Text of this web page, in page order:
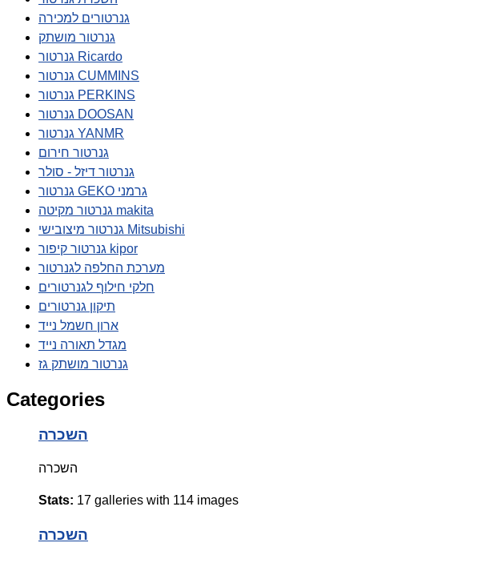
גנרטורים למכירה
גנרטור מושתק
גנרטור Ricardo
גנרטור CUMMINS
גנרטור PERKINS
גנרטור DOOSAN
גנרטור YANMR
גנרטור חירום
גנרטור דיזל - סולר
גנרטור GEKO גרמני
גנרטור מקיטה makita
גנרטור מיצובישי Mitsubishi
גנרטור קיפור kipor
מערכת החלפה לגנרטור
חלקי חילוף לגנרטורים
תיקון גנרטורים
ארון חשמל נייד
מגדל תאורה נייד
גנרטור מושתק גז
Categories
השכרה
השכרה
Stats: 17 galleries with 114 images
השכרה